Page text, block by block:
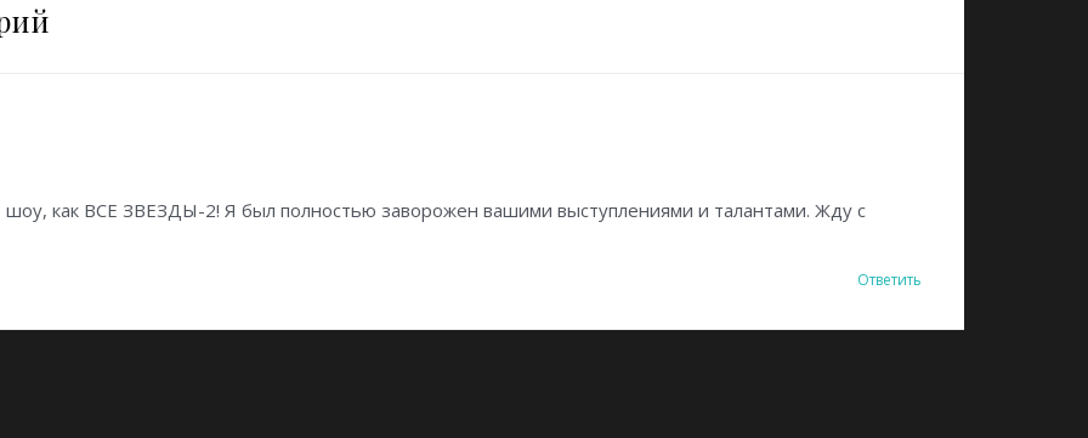
как ВСЕ ЗВЕЗДЫ-2! Я был полностью заворожен вашими выступлениями и талантами. Жду с
Ответить